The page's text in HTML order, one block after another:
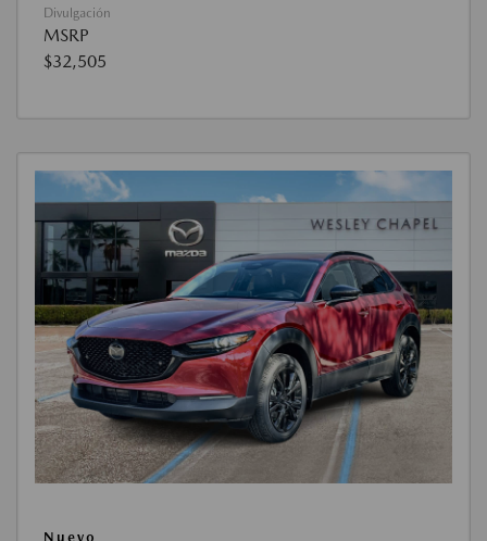
Divulgación
MSRP
$32,505
Nuevo